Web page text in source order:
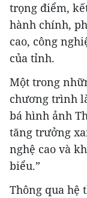
trọng điểm,
hành chính,
cao, công
của tỉnh.
Một trong
chương trình
bá hình ảnh
tăng trưởng
nghệ cao và
biểu.”
Thông qua hệ